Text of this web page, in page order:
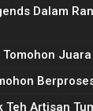
Dalam
Tomohon
Artisan